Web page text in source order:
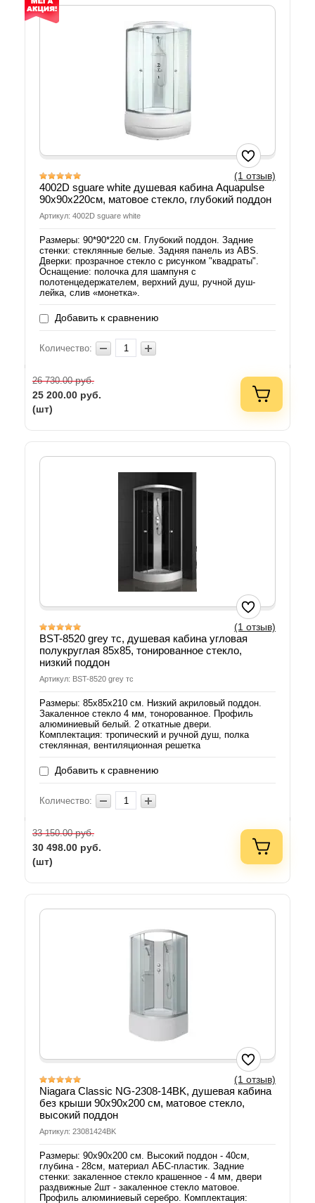
(1 отзыв)
4002D sguare white душевая кабина Aquapulse
90х90х220см, матовое стекло, глубокий поддон
Артикул: 4002D sguare white
Размеры: 90*90*220 см. Глубокий поддон. Задние
стенки: стеклянные белые. Задняя панель из ABS.
Дверки: прозрачное стекло с рисунком "квадраты".
Оснащение: полочка для шампуня с
полотенцедержателем, верхний душ, ручной душ-
лейка, слив «монетка».
Добавить к сравнению
Количество:
26 730.00руб.
25 200.00 руб.
(шт)
(1 отзыв)
BST-8520 grey тс, душевая кабина угловая
полукруглая 85х85, тонированное стекло,
низкий поддон
Артикул: BST-8520 grey тс
Размеры: 85х85х210 см. Низкий акриловый поддон.
Закаленное стекло 4 мм, тонорованное. Профиль
алюминиевый белый. 2 откатные двери.
Комплектация: тропический и ручной душ, полка
стеклянная, вентиляционная решетка
Добавить к сравнению
Количество:
33 150.00руб.
30 498.00 руб.
(шт)
(1 отзыв)
Niagara Classic NG-2308-14BK, душевая кабина
без крыши 90х90х200 см, матовое стекло,
высокий поддон
Артикул: 23081424BK
Размеры: 90х90х200 см. Высокий поддон - 40см,
глубина - 28см, материал АБС-пластик. Задние
стенки: закаленное стекло крашенное - 4 мм, двери
раздвижные 2шт - закаленное стекло матовое.
Профиль алюминиевый серебро. Комплектация: